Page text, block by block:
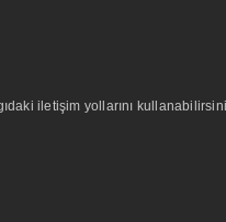
iletişim yollarını